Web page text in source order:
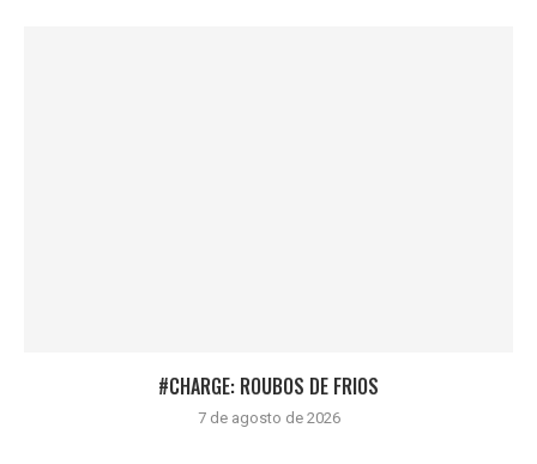
#CHARGE: ROUBOS DE FRIOS
7 de agosto de 2026